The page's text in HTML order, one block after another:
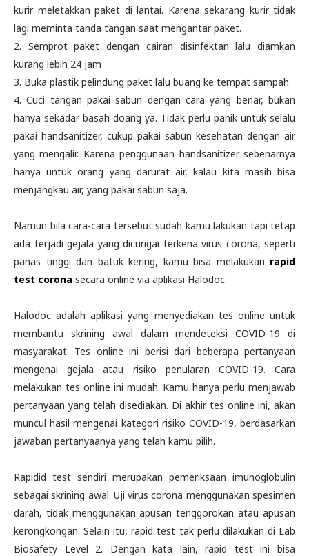
kurir meletakkan paket di lantai. Karena sekarang kurir tidak
lagi meminta tanda tangan saat mengantar paket.
2. Semprot paket dengan cairan disinfektan lalu diamkan
kurang lebih 24 jam
3. Buka plastik pelindung paket lalu buang ke tempat sampah
4. Cuci tangan pakai sabun dengan cara yang benar, bukan
hanya sekadar basah doang ya. Tidak perlu panik untuk selalu
pakai handsanitizer, cukup pakai sabun kesehatan dengan air
yang mengalir. Karena penggunaan handsanitizer sebenarnya
hanya untuk orang yang darurat air, kalau kita masih bisa
menjangkau air, yang pakai sabun saja.
Namun bila cara-cara tersebut sudah kamu lakukan tapi tetap
ada terjadi gejala yang dicurigai terkena virus corona, seperti
panas tinggi dan batuk kering, kamu bisa melakukan rapid
test corona secara online via aplikasi Halodoc.
Halodoc adalah aplikasi yang menyediakan tes online untuk
membantu skrining awal dalam mendeteksi COVID-19 di
masyarakat. Tes online ini berisi dari beberapa pertanyaan
mengenai gejala atau risiko penularan COVID-19. Cara
melakukan tes online ini mudah. Kamu hanya perlu menjawab
pertanyaan yang telah disediakan. Di akhir tes online ini, akan
muncul hasil mengenai kategori risiko COVID-19, berdasarkan
jawaban pertanyaanya yang telah kamu pilih.
Rapidid test sendiri merupakan pemeriksaan imunoglobulin
sebagai skrining awal. Uji virus corona menggunakan spesimen
darah, tidak menggunakan apusan tenggorokan atau apusan
kerongkongan. Selain itu, rapid test tak perlu dilakukan di Lab
Biosafety Level 2. Dengan kata lain, rapid test ini bisa